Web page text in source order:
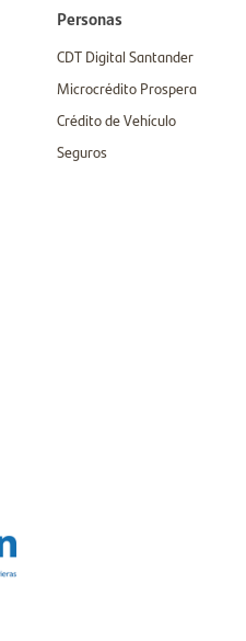
Personas
CDT Digital Santander
Microcrédito Prospera
Crédito de Vehículo
Seguros